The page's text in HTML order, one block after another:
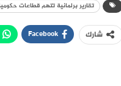
تقارير برلمانية تتهم قطاعات
شارك Facebook